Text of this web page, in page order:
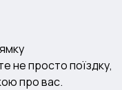
не просто поїздку,
про вас.